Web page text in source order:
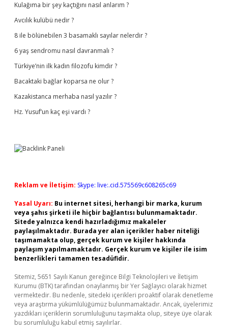
Kulağıma bir şey kaçtığını nasıl anlarım ?
Avcılık kulübü nedir ?
8 ile bölünebilen 3 basamaklı sayılar nelerdir ?
6 yaş sendromu nasıl davranmalı ?
Türkiye’nin ilk kadın filozofu kimdir ?
Bacaktaki bağlar koparsa ne olur ?
Kazakistanca merhaba nasıl yazılır ?
Hz. Yusuf’un kaç eşi vardı ?
Reklam ve İletişim: Skype: live:.cid.575569c608265c69
Yasal Uyarı: Bu internet sitesi, herhangi bir marka, kurum
veya şahıs şirketi ile hiçbir bağlantısı bulunmamaktadır.
Sitede yalnızca kendi hazırladığımız makaleler
paylaşılmaktadır. Burada yer alan içerikler haber niteliği
taşımamakta olup, gerçek kurum ve kişiler hakkında
paylaşım yapılmamaktadır. Gerçek kurum ve kişiler ile isim
benzerlikleri tamamen tesadüfidir.
Sitemiz, 5651 Sayılı Kanun gereğince Bilgi Teknolojileri ve İletişim
Kurumu (BTK) tarafından onaylanmış bir Yer Sağlayıcı olarak hizmet
vermektedir. Bu nedenle, sitedeki içerikleri proaktif olarak denetleme
veya araştırma yükümlülüğümüz bulunmamaktadır. Ancak, üyelerimiz
yazdıkları içeriklerin sorumluluğunu taşımakta olup, siteye üye olarak
bu sorumluluğu kabul etmiş sayılırlar.